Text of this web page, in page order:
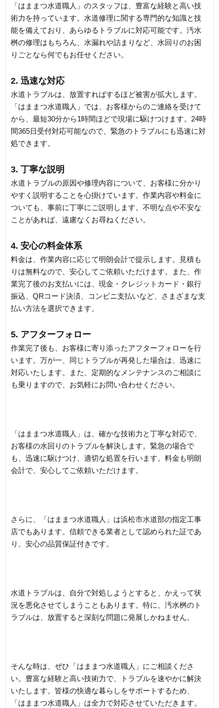
「はままつ水道職人」のスタッフは、豊富な経験と高い技
術力を持っています。水道修理に関する専門的な知識と技
能を備えており、あらゆるトラブルに対応可能です。汚水
桝の修理はもちろん、水漏れや詰まりなど、水回りのお困
りごとなら何でもお任せください。
2. 迅速な対応
水道トラブルは、放置すればするほど被害が拡大します。
「はままつ水道職人」では、お客様からのご連絡を受けて
から、最短30分から1時間ほどで現場に駆けつけます。24時
間365日受付対応可能なので、緊急のトラブルにも迅速に対
処できます。
3. 丁寧な説明
水道トラブルの原因や修理内容について、お客様に分かり
やすく説明することを心掛けています。作業内容や料金に
ついても、事前に丁寧にご説明します。不明な点や不安な
ことがあれば、遠慮なくお尋ねください。
4. 安心の料金体系
料金は、作業内容に応じて明朗会計で提示します。見積も
りは無料なので、安心してご依頼いただけます。また、作
業完了後のお支払いには、現金・クレジットカード・銀行
振込、QRコード決済、コンビニ支払いなど、さまざまな支
払い方法を選択できます。
5. アフターフォロー
作業完了後も、お客様に寄り添ったアフターフォローを行
います。万が一、同じトラブルが再発した場合は、迅速に
対応いたします。また、定期的なメンテナンスのご相談に
も乗りますので、お気軽にお問い合わせください。
「はままつ水道職人」は、確かな技術力と丁寧な対応で、
お客様の水回りのトラブルを解決します。緊急の場合で
も、迅速に駆けつけ、適切な処置を行います。料金も明朗
会計で、安心してご依頼いただけます。
さらに、「はままつ水道職人」は浜松市水道部の指定工事
店でもあります。信頼できる業者として認められた証であ
り、安心の品質保証付きです。
水道トラブルは、自分で対処しようとすると、かえって状
況を悪化させてしまうこともあります。特に、汚水桝のト
ラブルは、放置すると深刻な問題に発展しかねません。
そんな時は、ぜひ「はままつ水道職人」にご相談くださ
い。豊富な経験と高い技術力で、トラブルを速やかに解決
いたします。皆様の快適な暮らしをサポートするため、
「はままつ水道職人」は全力で対応させていただきます。